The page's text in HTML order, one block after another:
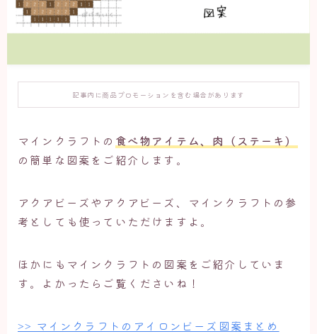
記事内に商品プロモーションを含む場合があります
マインクラフトの 食べ物アイテム、肉（ステーキ）
の簡単な図案をご紹介します。
アクアビーズやアクアビーズ、マインクラフトの参
考としても使っていただけますよ。
ほかにもマインクラフトの図案をご紹介していま
す。よかったらご覧くださいね！
>> マインクラフトのアイロンビーズ図案まとめ